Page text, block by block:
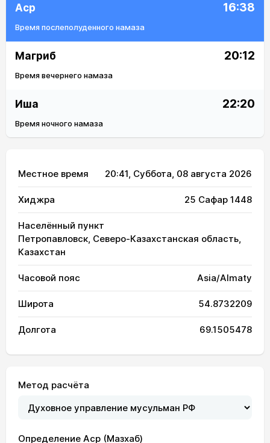
Аср 16:38
Время послеполуденного намаза
Магриб 20:12
Время вечернего намаза
Иша 22:20
Время ночного намаза
Местное время 20:41, Суббота, 08 августа 2026
Хиджра 25 Сафар 1448
Населённый пункт
Петропавловск, Северо-Казахстанская область,
Казахстан
Часовой пояс Asia/Almaty
Широта 54.8732209
Долгота 69.1505478
Метод расчёта
Определение Аср (Мазхаб)